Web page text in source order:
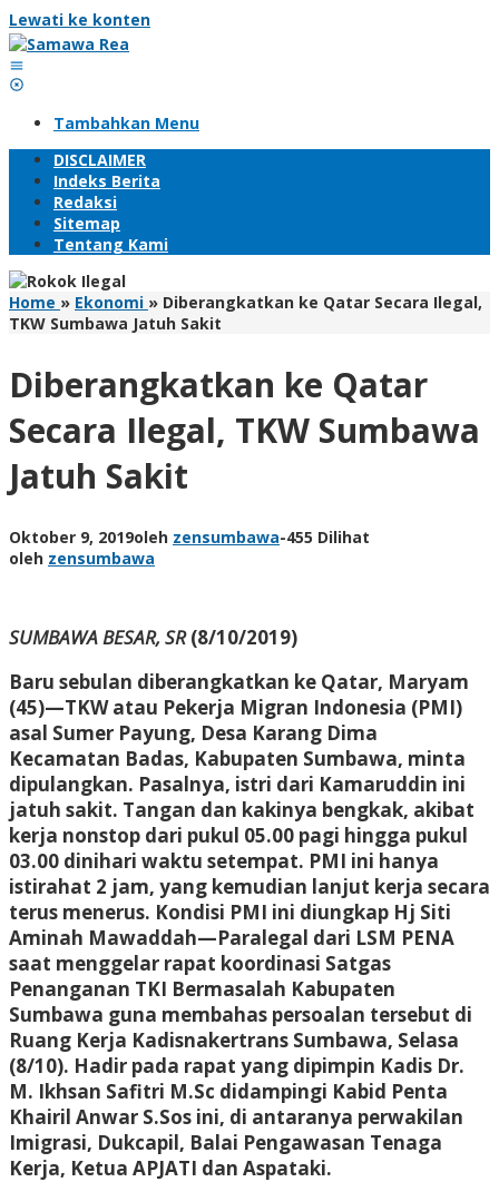
Lewati ke konten
Tambahkan Menu
DISCLAIMER
Indeks Berita
Redaksi
Sitemap
Tentang Kami
Home » Ekonomi » Diberangkatkan ke Qatar Secara Ilegal,
TKW Sumbawa Jatuh Sakit
Diberangkatkan ke Qatar
Secara Ilegal, TKW Sumbawa
Jatuh Sakit
Oktober 9, 2019oleh zensumbawa-455 Dilihat
oleh zensumbawa
SUMBAWA BESAR, SR (8/10/2019)
Baru sebulan diberangkatkan ke Qatar, Maryam
(45)—TKW atau Pekerja Migran Indonesia (PMI)
asal Sumer Payung, Desa Karang Dima
Kecamatan Badas, Kabupaten Sumbawa, minta
dipulangkan. Pasalnya, istri dari Kamaruddin ini
jatuh sakit. Tangan dan kakinya bengkak, akibat
kerja nonstop dari pukul 05.00 pagi hingga pukul
03.00 dinihari waktu setempat. PMI ini hanya
istirahat 2 jam, yang kemudian lanjut kerja secara
terus menerus. Kondisi PMI ini diungkap Hj Siti
Aminah Mawaddah—Paralegal dari LSM PENA
saat menggelar rapat koordinasi Satgas
Penanganan TKI Bermasalah Kabupaten
Sumbawa guna membahas persoalan tersebut di
Ruang Kerja Kadisnakertrans Sumbawa, Selasa
(8/10). Hadir pada rapat yang dipimpin Kadis Dr.
M. Ikhsan Safitri M.Sc didampingi Kabid Penta
Khairil Anwar S.Sos ini, di antaranya perwakilan
Imigrasi, Dukcapil, Balai Pengawasan Tenaga
Kerja, Ketua APJATI dan Aspataki.